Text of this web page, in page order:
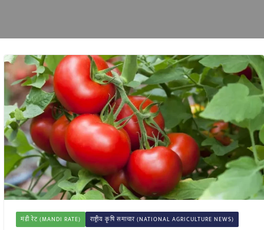
मंडी रेट (MANDI RATE) राष्ट्रीय कृषि समाचार (NATIONAL AGRICULTURE NEWS)